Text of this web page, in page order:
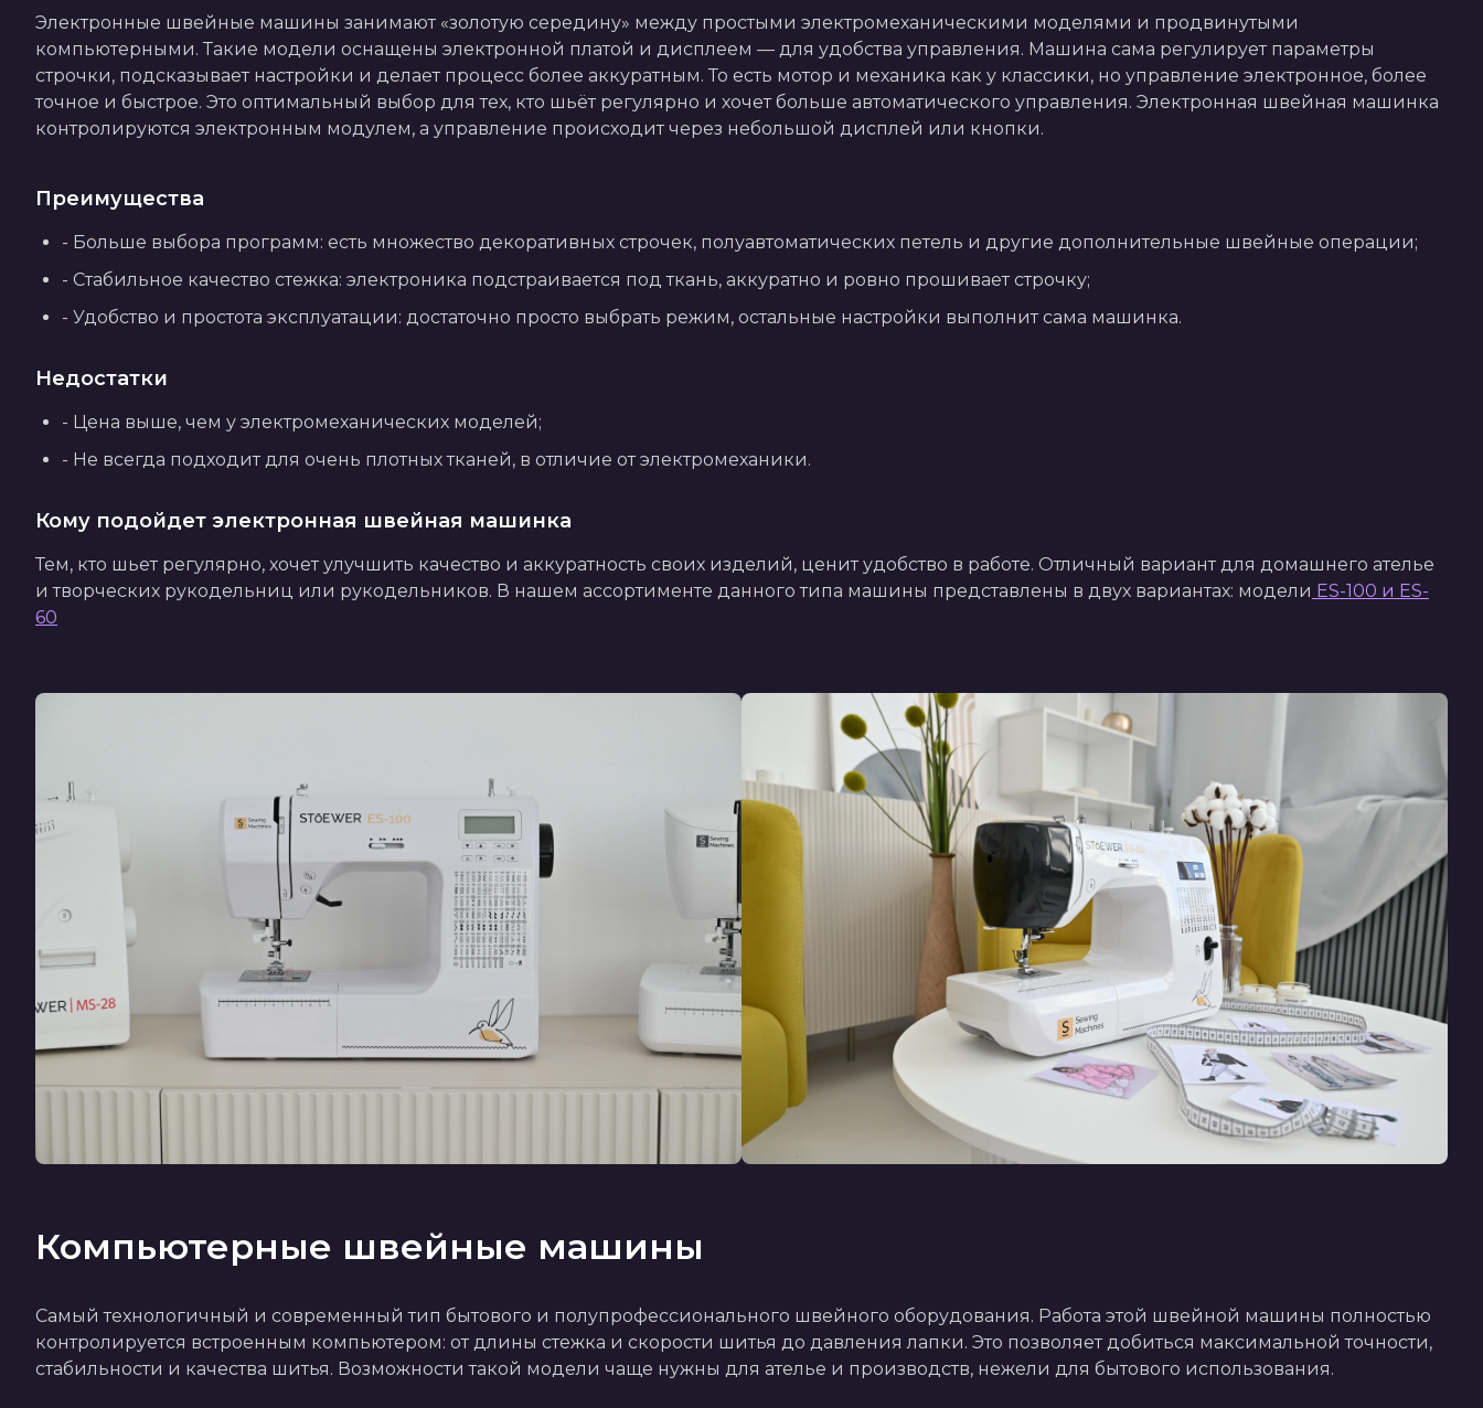
Электронные швейные машины занимают «золотую середину» между простыми электромеханическими моделями и продвинутыми
компьютерными. Такие модели оснащены электронной платой и дисплеем — для удобства управления. Машина сама регулирует параметры
строчки, подсказывает настройки и делает процесс более аккуратным. То есть мотор и механика как у классики, но управление электронное, более
точное и быстрое. Это оптимальный выбор для тех, кто шьёт регулярно и хочет больше автоматического управления. Электронная швейная машинка
контролируются электронным модулем, а управление происходит через небольшой дисплей или кнопки.
Преимущества
- Больше выбора программ: есть множество декоративных строчек, полуавтоматических петель и другие дополнительные швейные операции;
- Стабильное качество стежка: электроника подстраивается под ткань, аккуратно и ровно прошивает строчку;
- Удобство и простота эксплуатации: достаточно просто выбрать режим, остальные настройки выполнит сама машинка.
Недостатки
- Цена выше, чем у электромеханических моделей;
- Не всегда подходит для очень плотных тканей, в отличие от электромеханики.
Кому подойдет электронная швейная машинка
Тем, кто шьет регулярно, хочет улучшить качество и аккуратность своих изделий, ценит удобство в работе. Отличный вариант для домашнего ателье
и творческих рукодельниц или рукодельников. В нашем ассортименте данного типа машины представлены в двух вариантах: модели ES-100 и ES-
60
Компьютерные швейные машины
Самый технологичный и современный тип бытового и полупрофессионального швейного оборудования. Работа этой швейной машины полностью
контролируется встроенным компьютером: от длины стежка и скорости шитья до давления лапки. Это позволяет добиться максимальной точности,
стабильности и качества шитья. Возможности такой модели чаще нужны для ателье и производств, нежели для бытового использования.